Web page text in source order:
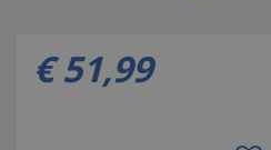
€ 51,99